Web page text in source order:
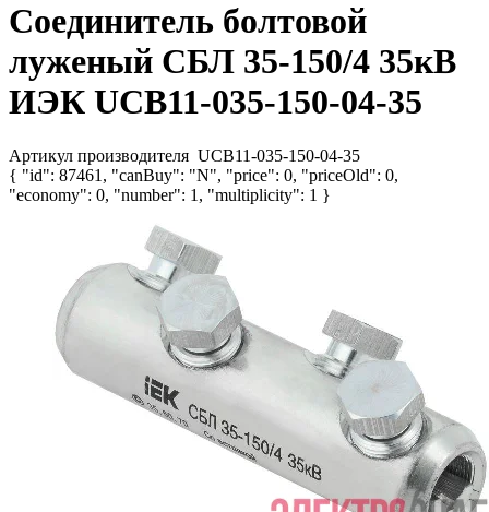
Соединитель болтовой
луженый СБЛ 35-150/4 35кВ
ИЭК UCB11-035-150-04-35
Артикул производителя UCB11-035-150-04-35
{ "id": 87461, "canBuy": "N", "price": 0, "priceOld": 0,
"economy": 0, "number": 1, "multiplicity": 1 }